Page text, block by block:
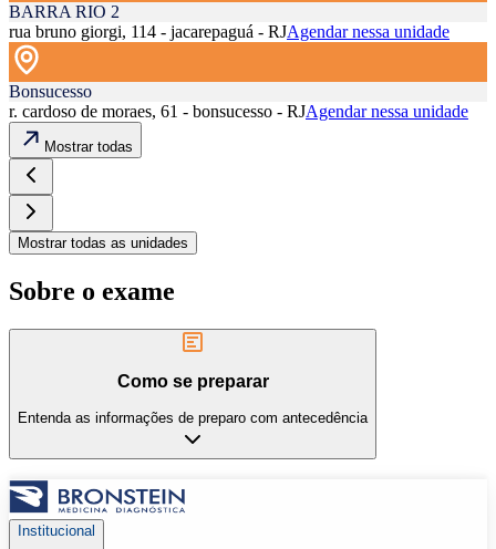
BARRA RIO 2
rua bruno giorgi, 114 - jacarepaguá - RJAgendar nessa unidade
Bonsucesso
r. cardoso de moraes, 61 - bonsucesso - RJAgendar nessa unidade
Mostrar todas
Mostrar todas as unidades
Sobre o exame
Como se preparar
Entenda as informações de preparo com antecedência
Institucional